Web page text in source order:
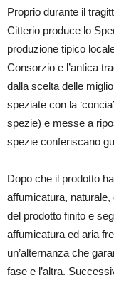
Proprio durante il
Citterio produce lo
produzione tipico
Consorzio e l’antica
dalla scelta delle
speziate con la
spezie) e messe a
spezie conferiscano
Dopo che il prodotto
affumicatura,
del prodotto finito e
affumicatura ed aria
un’alternanza che
fase e l’altra.